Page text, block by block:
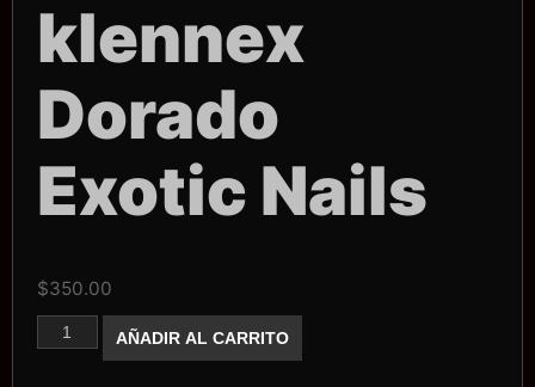
klennex
Dorado
Exotic Nails
$350.00
Porta
klennex
AÑADIR AL CARRITO